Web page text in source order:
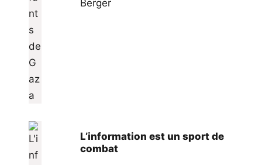
Berger
L’information est un sport de
combat